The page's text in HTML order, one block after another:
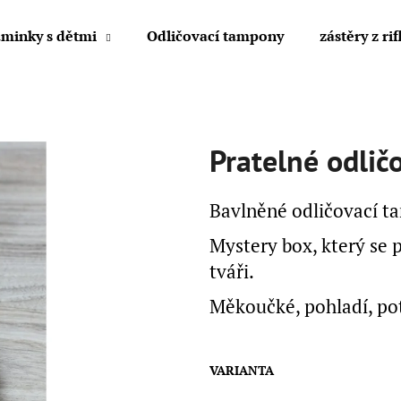
s dětmi Odličovací tampony zástěry z
Pratelné
Bavlněné odličovací
Mystery box, který se
tváři.
Měkoučké, pohladí,
VARIANTA
HLEDAT